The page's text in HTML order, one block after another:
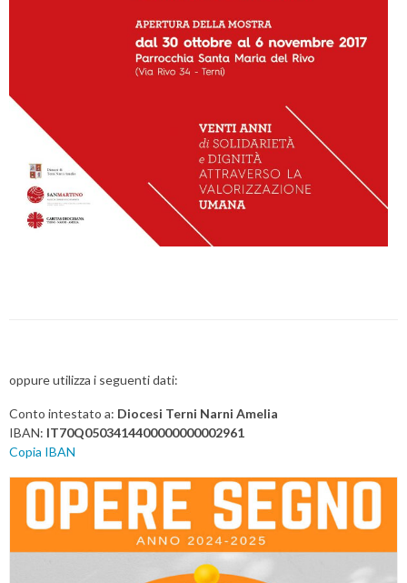
oppure utilizza i seguenti dati:
Conto intestato a: Diocesi Terni Narni Amelia
IBAN: IT70Q0503414400000000002961
Copia IBAN